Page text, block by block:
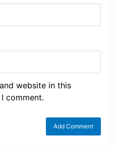
website in this
comment.